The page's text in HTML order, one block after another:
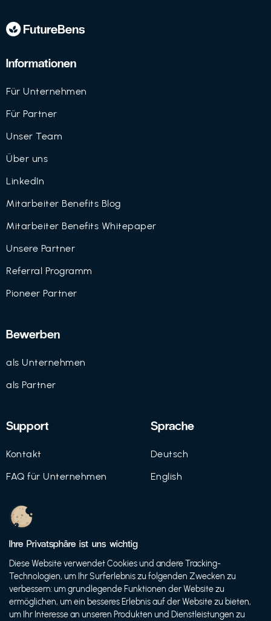
Informationen
Für Unternehmen
Für Partner
Unser Team
Über uns
LinkedIn
Mitarbeiter Benefits Blog
Mitarbeiter Benefits Whitepaper
Unsere Partner
Referral Programm
Pioneer Partner
Bewerben
als Unternehmen
als Partner
Support
Kontakt
FAQ für Unternehmen
Datenschutz
Nutzungsbedingungen
Sprache
Deutsch
English
© 2021 FutureBens GmbH
Ihre Privatsphäre ist uns wichtig
Diese Website verwendet Cookies und andere Tracking-
Technologien, um Ihr Surferlebnis zu folgenden Zwecken zu
verbessern: um grundlegende Funktionen der Website zu
ermöglichen, um ein besseres Erlebnis auf der Website zu bieten,
um Ihr Interesse an unseren Produkten und Dienstleistungen zu